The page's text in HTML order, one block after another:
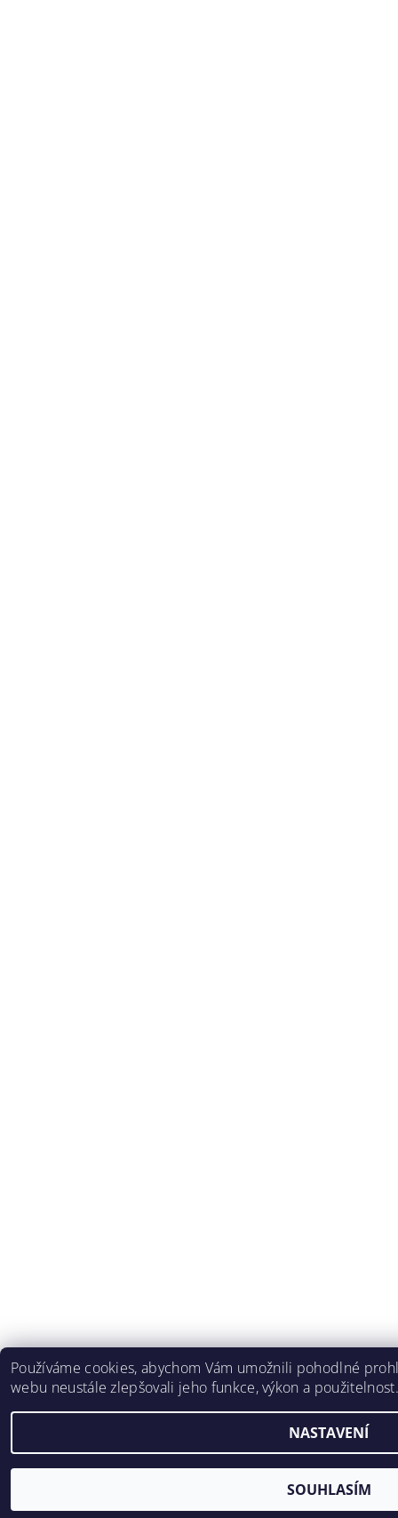
Používáme cookies, abychom Vám umožnili pohodlné
webu neustále zlepšovali jeho funkce, výkon a
NASTAVENÍ
SOUHLASÍM